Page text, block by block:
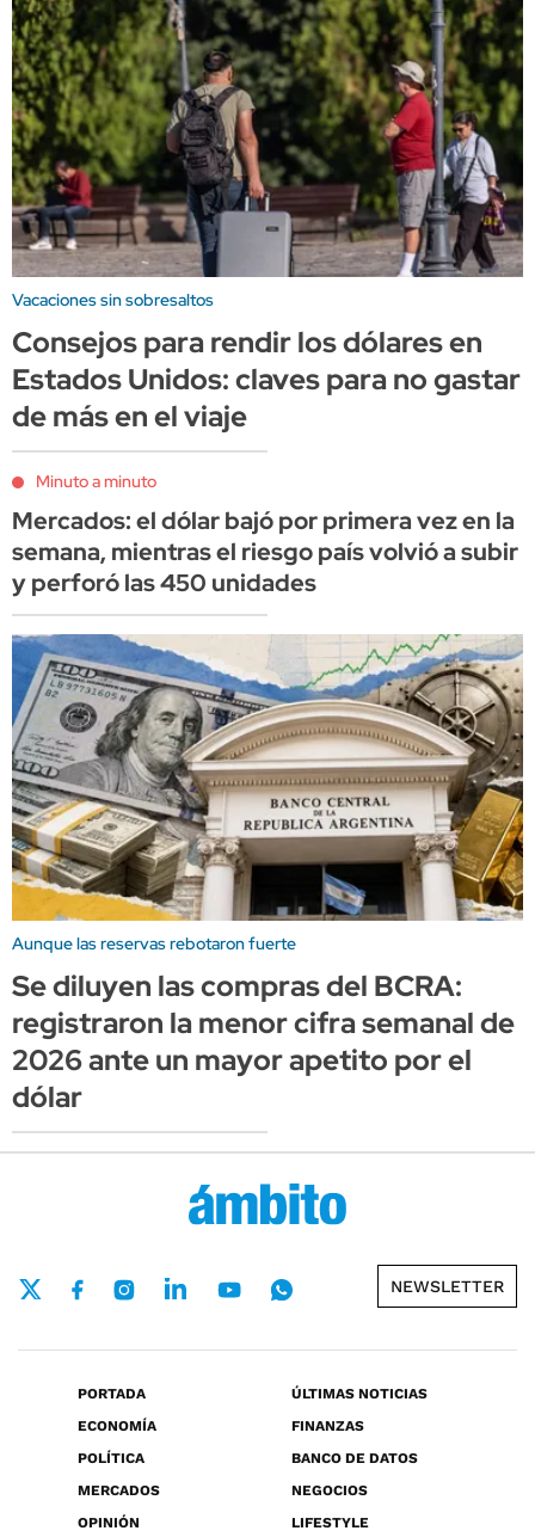
Vacaciones sin sobresaltos
Consejos para rendir los dólares en
Estados Unidos: claves para no gastar
de más en el viaje
Minuto a minuto
Mercados: el dólar bajó por primera vez en la
semana, mientras el riesgo país volvió a subir
y perforó las 450 unidades
Aunque las reservas rebotaron fuerte
Se diluyen las compras del BCRA:
registraron la menor cifra semanal de
2026 ante un mayor apetito por el
dólar
NEWSLETTER
PORTADA
ÚLTIMAS NOTICIAS
ECONOMÍA
FINANZAS
POLÍTICA
BANCO DE DATOS
MERCADOS
NEGOCIOS
OPINIÓN
LIFESTYLE